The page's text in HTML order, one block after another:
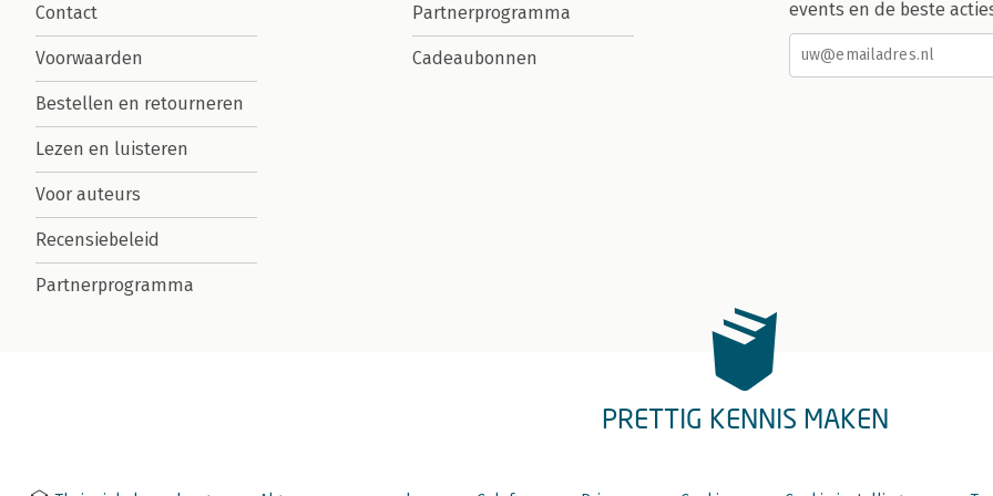
Contact
Voorwaarden
Bestellen en retourneren
Lezen en luisteren
Voor auteurs
Recensiebeleid
Partnerprogramma
Partnerprogramma
Cadeaubonnen
events en de beste
PRETTIG KENNIS MAKEN